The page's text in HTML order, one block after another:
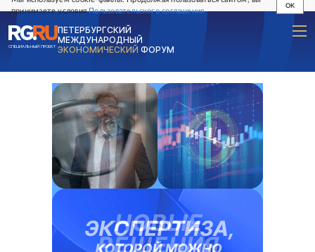
принимаете условияПользовательского соглашения
OK
СПЕЦИАЛЬНЫЙ ПРОЕКТ
ПЕТЕРБУРГСКИЙ
МЕЖДУНАРОДНЫЙ
ЭКОНОМИЧЕСКИЙ ФОРУМ